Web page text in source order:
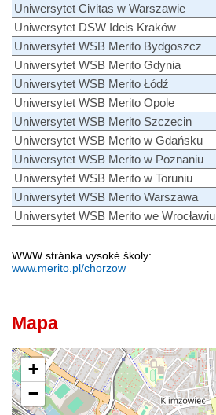
Uniwersytet Civitas w Warszawie
Uniwersytet DSW Ideis Kraków
Uniwersytet WSB Merito Bydgoszcz
Uniwersytet WSB Merito Gdynia
Uniwersytet WSB Merito Łódź
Uniwersytet WSB Merito Opole
Uniwersytet WSB Merito Szczecin
Uniwersytet WSB Merito w Gdańsku
Uniwersytet WSB Merito w Poznaniu
Uniwersytet WSB Merito w Toruniu
Uniwersytet WSB Merito Warszawa
Uniwersytet WSB Merito we Wrocławiu
WWW stránka vysoké školy:
www.merito.pl/chorzow
Mapa
+
−